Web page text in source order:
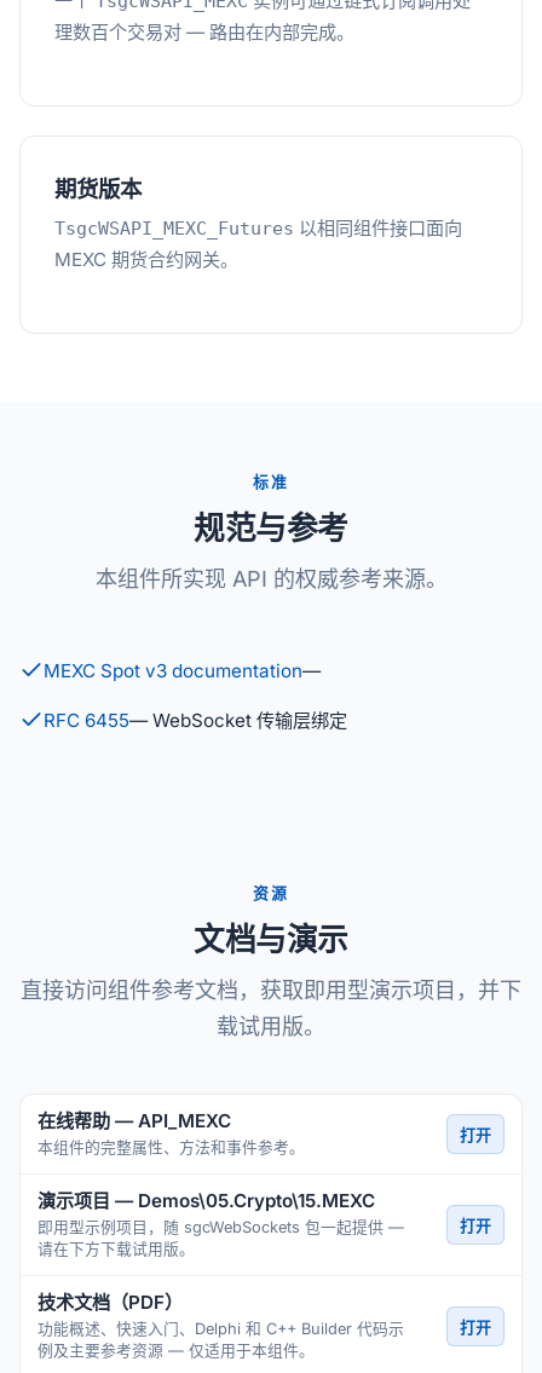
理数百个交易对 — 路由在内部完成。
期货版本
TsgcWSAPI_MEXC_Futures 以相同组件接口面向
MEXC 期货合约网关。
标准
规范与参考
本组件所实现 API 的权威参考来源。
MEXC Spot v3 documentation—
RFC 6455— WebSocket 传输层绑定
资源
文档与演示
直接访问组件参考文档，获取即用型演示项目，并下
载试用版。
在线帮助 — API_MEXC
本组件的完整属性、方法和事件参考。
打开
演示项目 — Demos\05.Crypto\15.MEXC
即用型示例项目，随 sgcWebSockets 包一起提供 —
请在下方下载试用版。
打开
技术文档（PDF）
功能概述、快速入门、Delphi 和 C++ Builder 代码示
例及主要参考资源 — 仅适用于本组件。
打开